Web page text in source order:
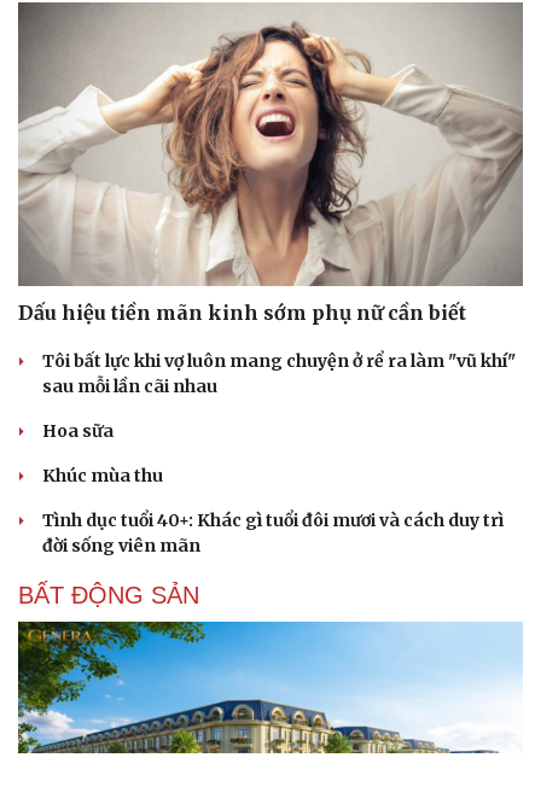
Dấu hiệu tiền mãn kinh sớm phụ nữ cần biết
Tôi bất lực khi vợ luôn mang chuyện ở rể ra làm "vũ khí"
sau mỗi lần cãi nhau
Hoa sữa
Khúc mùa thu
Tình dục tuổi 40+: Khác gì tuổi đôi mươi và cách duy trì
đời sống viên mãn
BẤT ĐỘNG SẢN